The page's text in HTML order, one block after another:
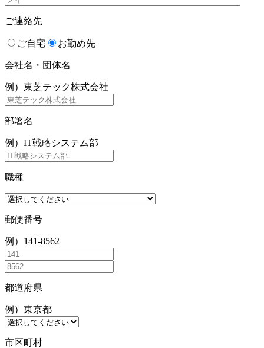
ご連絡先
ご自宅 お勤め先
会社名・団体名
例）東芝テック株式会社
部署名
例）IT戦略システム部
職種
郵便番号
例）141-8562
都道府県
例）東京都
市区町村